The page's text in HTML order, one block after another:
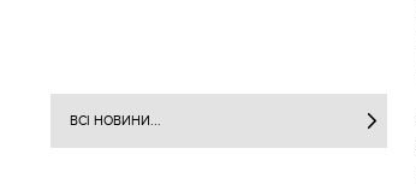
ВСІ НОВИНИ...